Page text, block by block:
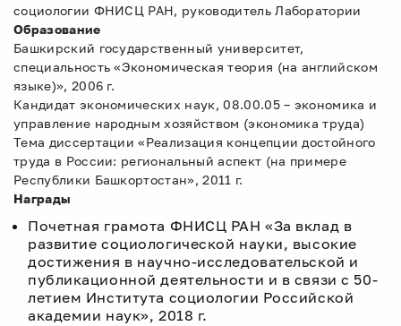
социологии ФНИСЦ РАН, руководитель Лаборатории
Образование
Башкирский государственный университет,
специальность «Экономическая теория (на английском
языке)», 2006 г.
Кандидат экономических наук, 08.00.05 – экономика и
управление народным хозяйством (экономика труда)
Тема диссертации «Реализация концепции достойного
труда в России: региональный аспект (на примере
Республики Башкортостан», 2011 г.
Награды
Почетная грамота ФНИСЦ РАН «За вклад в
развитие социологической науки, высокие
достижения в научно-исследовательской и
публикационной деятельности и в связи с 50-
летием Института социологии Российской
академии наук», 2018 г.